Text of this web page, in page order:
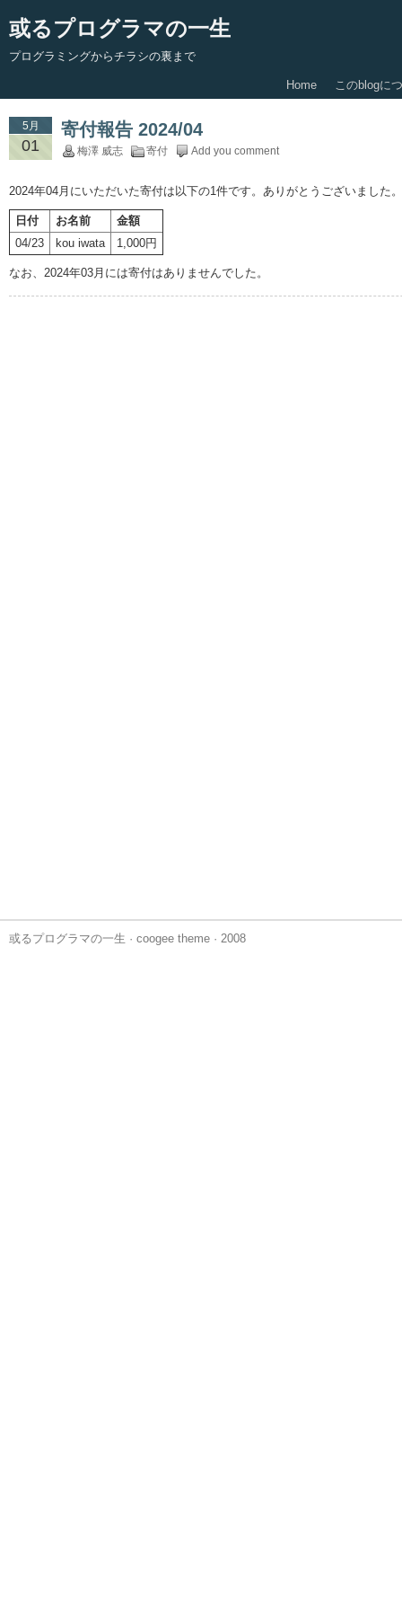
或るプログラマの一生
プログラミングからチラシの裏まで
Home このblogに
5月
01
寄付報告 2024/04
梅澤 威志 寄付 Add you comment
2024年04月にいただいた寄付は以下の1件です。ありがとうございました。
日付 お名前
金額
04/23
kou iwata 1,000円
なお、2024年03月には寄付はありませんでした。
或るプログラマの一生 · coogee theme · 2008